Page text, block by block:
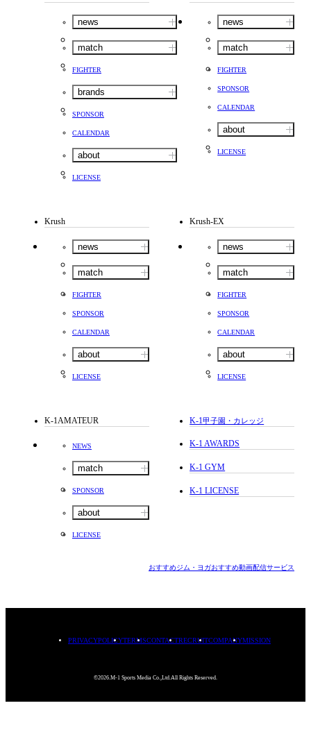
news
match
FIGHTER
brands
SPONSOR
CALENDAR
about
LICENSE
news
match
FIGHTER
SPONSOR
CALENDAR
about
LICENSE
Krush
news
match
FIGHTER
SPONSOR
CALENDAR
about
LICENSE
Krush-EX
news
match
FIGHTER
SPONSOR
CALENDAR
about
LICENSE
K-1AMATEUR
NEWS
match
SPONSOR
about
LICENSE
K-1甲子園・カレッジ
K-1 AWARDS
K-1 GYM
K-1 LICENSE
おすすめジム・ヨガおすすめ動画配信サービス
PRIVACYPOLICYTERMSCONTACTRECRUITCOMPANYMISSION
©2026.M-1 Sports Media Co.,Ltd.All Rights Reserved.